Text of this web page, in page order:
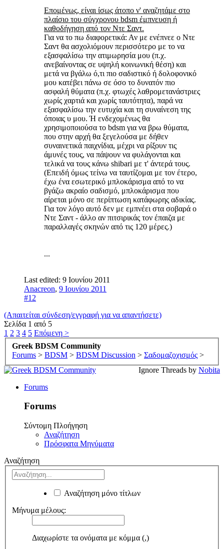
Επομένως, είναι ίσως άτοπο ν' αναζητάμε στο
πλαίσιο του σύγχρονου bdsm έμπνευση ή
καθοδήγηση από τον Ντε Σαντ.
Για να το πω διαφορετικά: Αν με ενέπνεε ο Ντε
Σαντ θα ασχολιόμουν περισσότερο με το να
εξασφαλίσω την ατιμωρησία μου (π.χ.
ανεβαίνοντας σε υψηλή κοινωνική θέση) και
μετά να βγάλω ό,τι πιο σαδιστικό ή δολοφονικό
μου κατέβει πάνω σε όσο το δυνατόν πιο
ασφαλή θύματα (π.χ. φτωχές λαθρομετανάστριες
χωρίς χαρτιά και χωρίς ταυτότητα), παρά να
εξασφαλίσω την ευτυχία και τη συναίνεση της
όποιας υ μου. Ή ενδεχομένως θα
χρησιμοποιούσα το bdsm για να βρω θύματα,
που στην αρχή θα ξεγελούσα με δήθεν
συναινετικά παιχνίδια, μέχρι να ρίξουν τις
άμυνές τους, να πάψουν να φυλάγονται και
τελικά να τους κάνω shibari με τ' άντερά τους.
(Επειδή όμως τείνω να ταυτίζομαι με τον έτερο,
έχω ένα εσωτερικό μπλοκάρισμα από το να
βγάζω ακραίο σαδισμό, μπλοκάρισμα που
αίρεται μόνο σε περίπτωση κατάφωρης αδικίας.
Για τον λόγο αυτό δεν με εμπνέει στα σοβαρά ο
Ντε Σαντ - άλλο αν πιτσιρικάς τον έπαιζα με
παραλλαγές σκηνών από τις 120 μέρες.)
...
Last edited: 9 Ιουνίου 2011
Anacreon, 9 Ιουνίου 2011
#12
(Απαιτείται σύνδεση/εγγραφή για να απαντήσετε)
Σελίδα 1 από 5
1 2 3 4 5 Επόμενη >
Greek BDSM Community
Forums > BDSM > BDSM Discussion > Σαδομαζοχισμός >
Ignore Threads by Nobita
Forums
Forums
Σύντομη Πλοήγηση
Αναζήτηση
Πρόσφατα Μηνύματα
Αναζήτηση
Αναζήτηση μόνο τίτλων
Μήνυμα μέλους:
Διαχωρίστε τα ονόματα με κόμμα (,)